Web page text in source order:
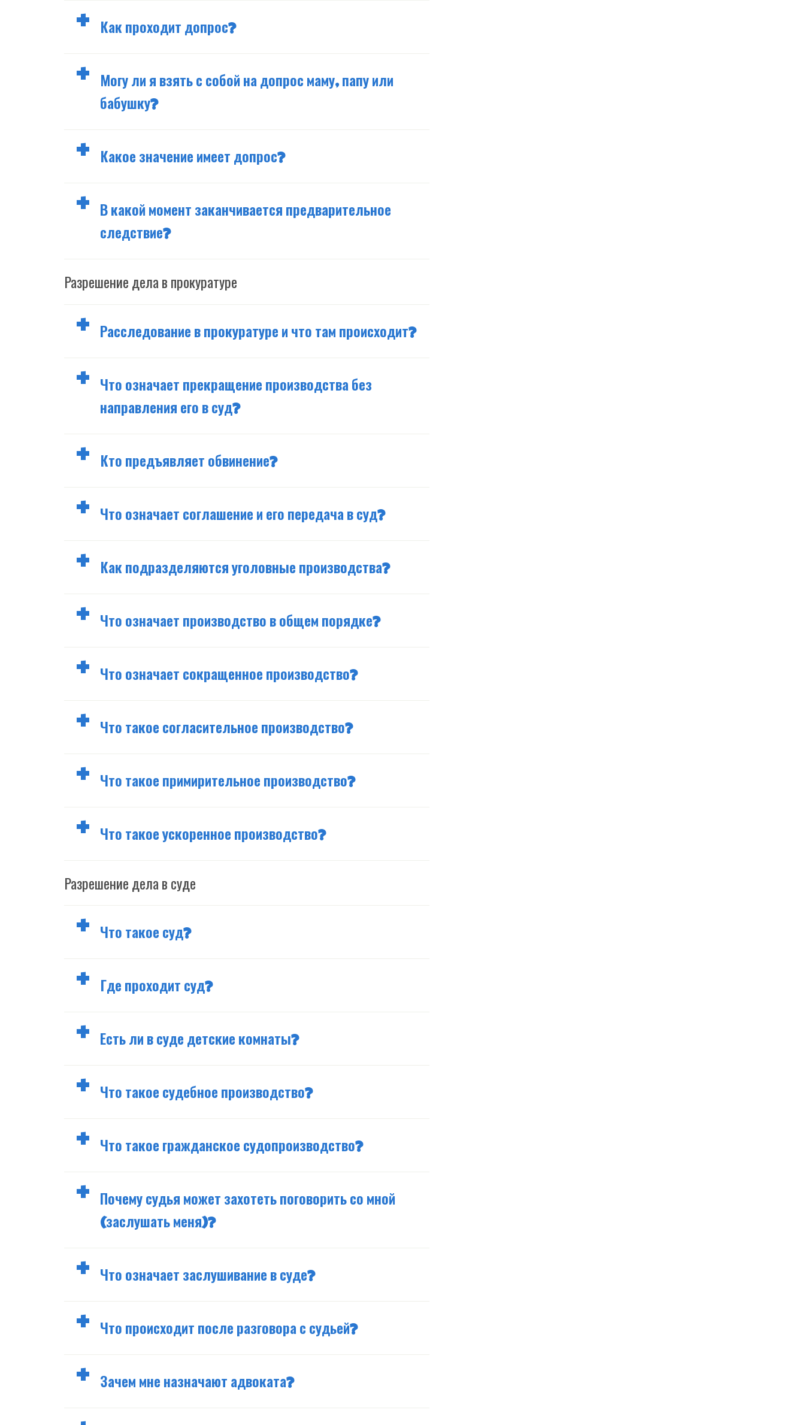
Как проходит допрос?
Могу ли я взять с собой на допрос маму, папу или
бабушку?
Какое значение имеет допрос?
В какой момент заканчивается предварительное
следствие?
Разрешение дела в прокуратуре
Расследование в прокуратуре и что там происходит?
Что означает прекращение производства без
направления его в суд?
Кто предъявляет обвинение?
Что означает соглашение и его передача в суд?
Как подразделяются уголовные производства?
Что означает производство в общем порядке?
Что означает сокращенное производство?
Что такое согласительное производство?
Что такое примирительное производство?
Что такое ускоренное производство?
Разрешение дела в суде
Что такое суд?
Где проходит суд?
Есть ли в суде детские комнаты?
Что такое судебное производство?
Что такое гражданское судопроизводство?
Почему судья может захотеть поговорить со мной
(заслушать меня)?
Что означает заслушивание в суде?
Что происходит после разговора с судьей?
Зачем мне назначают адвоката?